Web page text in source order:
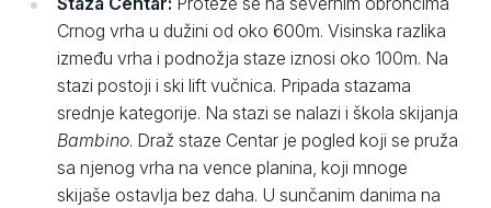
Crnog vrha u dužini od oko 600m. Visinska razlika
između vrha i podnožja staze iznosi oko 100m. Na
stazi postoji i ski lift vučnica. Pripada stazama
srednje kategorije. Na stazi se nalazi i škola skijanja
Bambino. Draž staze Centar je pogled koji se pruža
sa njenog vrha na vence planina, koji mnoge
skijaše ostavlja bez daha. U sunčanim danima na